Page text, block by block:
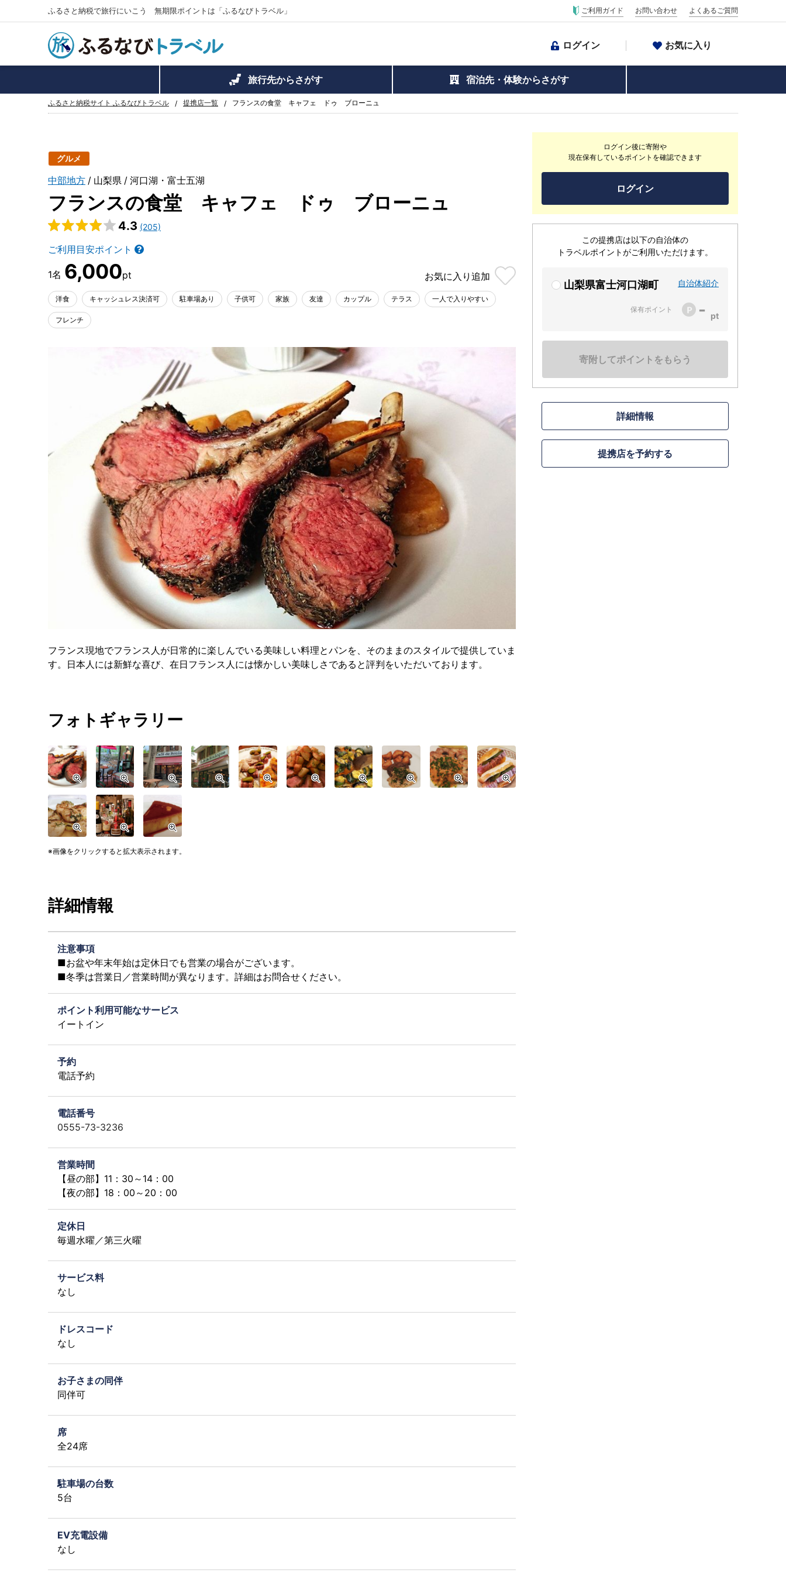
ふるさと納税で旅行にいこう 無期限ポイントは「ふるなびトラベル」 ご利用ガイド お問い合わせ よくあるご質問
ログイン お気に入り
旅行先からさがす 宿泊先・体験からさがす
ふるさと納税サイト ふるなびトラベル 提携店一覧 フランスの食堂 キャフェ ドゥ ブローニュ
グルメ
中部地方 山梨県 河口湖・富士五湖
フランスの食堂 キャフェ ドゥ ブローニュ
4.3 (205)
ご利用目安ポイント
6,000 お気に入り 追加
洋食 キャッシュレス決済可 駐車場あり 子供可 家族 友達 カップル テラス 一人で入りやすい
フレンチ
ログイン後に寄附や
現在保有しているポイントを確認できます
ログイン
この提携店は以下の自治体の
トラベルポイントがご利用いただけます。
山梨県富士河口湖町 自治体紹介
保有ポイント -
寄附してポイントをもらう
詳細情報
提携店を予約する
フランス現地でフランス人が日常的に楽しんでいる美味しい料理とパンを、そのままのスタイルで提供していま
す。日本人には新鮮な喜び、在日フランス人には懐かしい美味しさであると評判をいただいております。
フォトギャラリー
画像をクリックすると拡大表示されます。
詳細情報
注意事項
■お盆や年末年始は定休日でも営業の場合がございます。
■冬季は営業日／営業時間が異なります。詳細はお問合せください。
ポイント利用可能なサービス
イートイン
予約
電話予約
電話番号
0555-73-3236
営業時間
【昼の部】11：30～14：00
【夜の部】18：00～20：00
定休日
毎週水曜／第三火曜
サービス料
なし
ドレスコード
なし
お子さまの同伴
同伴可
席
全24席
駐車場の台数
5台
EV充電設備
なし